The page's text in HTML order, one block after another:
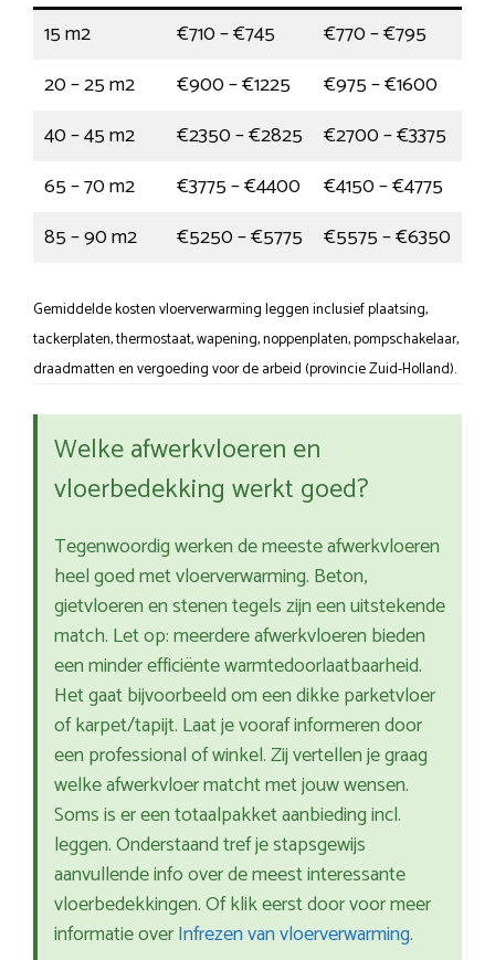
15 m2
€710 – €745
€770 – €795
20 – 25 m2
€900 – €1225
€975 – €1600
40 – 45 m2
€2350 – €2825
€2700 – €3375
65 – 70 m2
€3775 – €4400
€4150 – €4775
85 – 90 m2
€5250 – €5775 €5575 – €6350
Gemiddelde kosten vloerverwarming leggen inclusief plaatsing,
tackerplaten, thermostaat, wapening, noppenplaten, pompschakelaar,
draadmatten en vergoeding voor de arbeid (provincie Zuid-Holland).
Welke afwerkvloeren en
vloerbedekking werkt goed?
Tegenwoordig werken de meeste afwerkvloeren
heel goed met vloerverwarming. Beton,
gietvloeren en stenen tegels zijn een uitstekende
match. Let op: meerdere afwerkvloeren bieden
een minder efficiënte warmtedoorlaatbaarheid.
Het gaat bijvoorbeeld om een dikke parketvloer
of karpet/tapijt. Laat je vooraf informeren door
een professional of winkel. Zij vertellen je graag
welke afwerkvloer matcht met jouw wensen.
Soms is er een totaalpakket aanbieding incl.
leggen. Onderstaand tref je stapsgewijs
aanvullende info over de meest interessante
vloerbedekkingen. Of klik eerst door voor meer
informatie overInfrezen van vloerverwarming.